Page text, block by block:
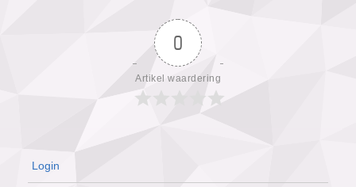
0
Artikel waardering
Login